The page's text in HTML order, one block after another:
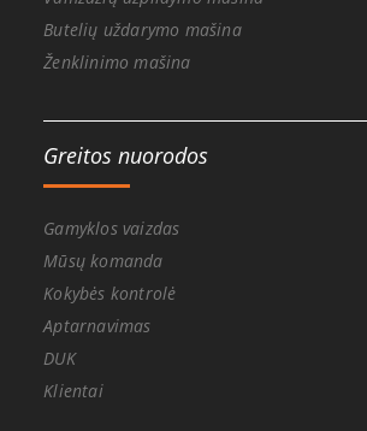
Butelių uždarymo mašina
Ženklinimo mašina
Greitos nuorodos
Gamyklos vaizdas
Mūsų komanda
Kokybės kontrolė
Aptarnavimas
DUK
Klientai